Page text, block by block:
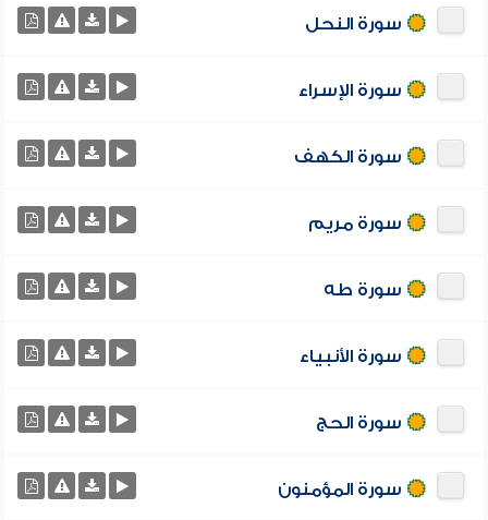
سورة النحل
سورة الإسراء
سورة الكهف
سورة مريم
سورة طه
سورة الأنبياء
سورة الحج
سورة المؤمنون